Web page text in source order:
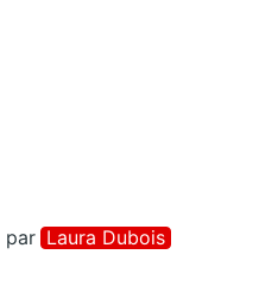
par Laura Dubois